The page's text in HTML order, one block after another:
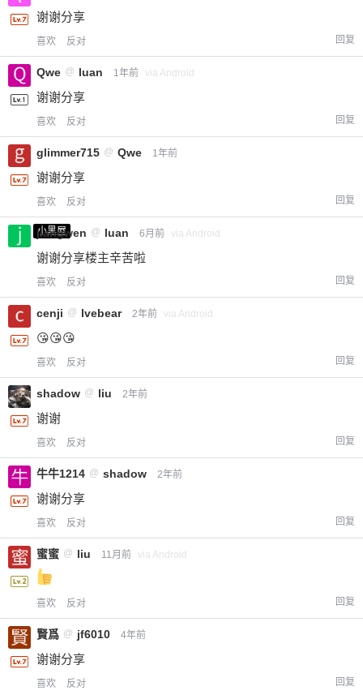
谢谢分享
喜欢 反对 回复
Qwe @ luan 1年前 via Android
谢谢分享
喜欢 反对 回复
glimmer715 @ Qwe 1年前
谢谢分享
喜欢 反对 回复
小黑屋
jiangwen @ luan 6月前 via Android
谢谢分享楼主辛苦啦
喜欢 反对 回复
cenji @ lvebear 2年前 via Android
😘😘😘
喜欢 反对 回复
shadow @ liu 2年前
谢谢
喜欢 反对 回复
牛牛1214 @ shadow 2年前
谢谢分享
喜欢 反对 回复
蜜蜜 @ liu 11月前 via Android
喜欢 反对 回复
賢爲 @ jf6010 4年前
谢谢分享
喜欢 反对 回复